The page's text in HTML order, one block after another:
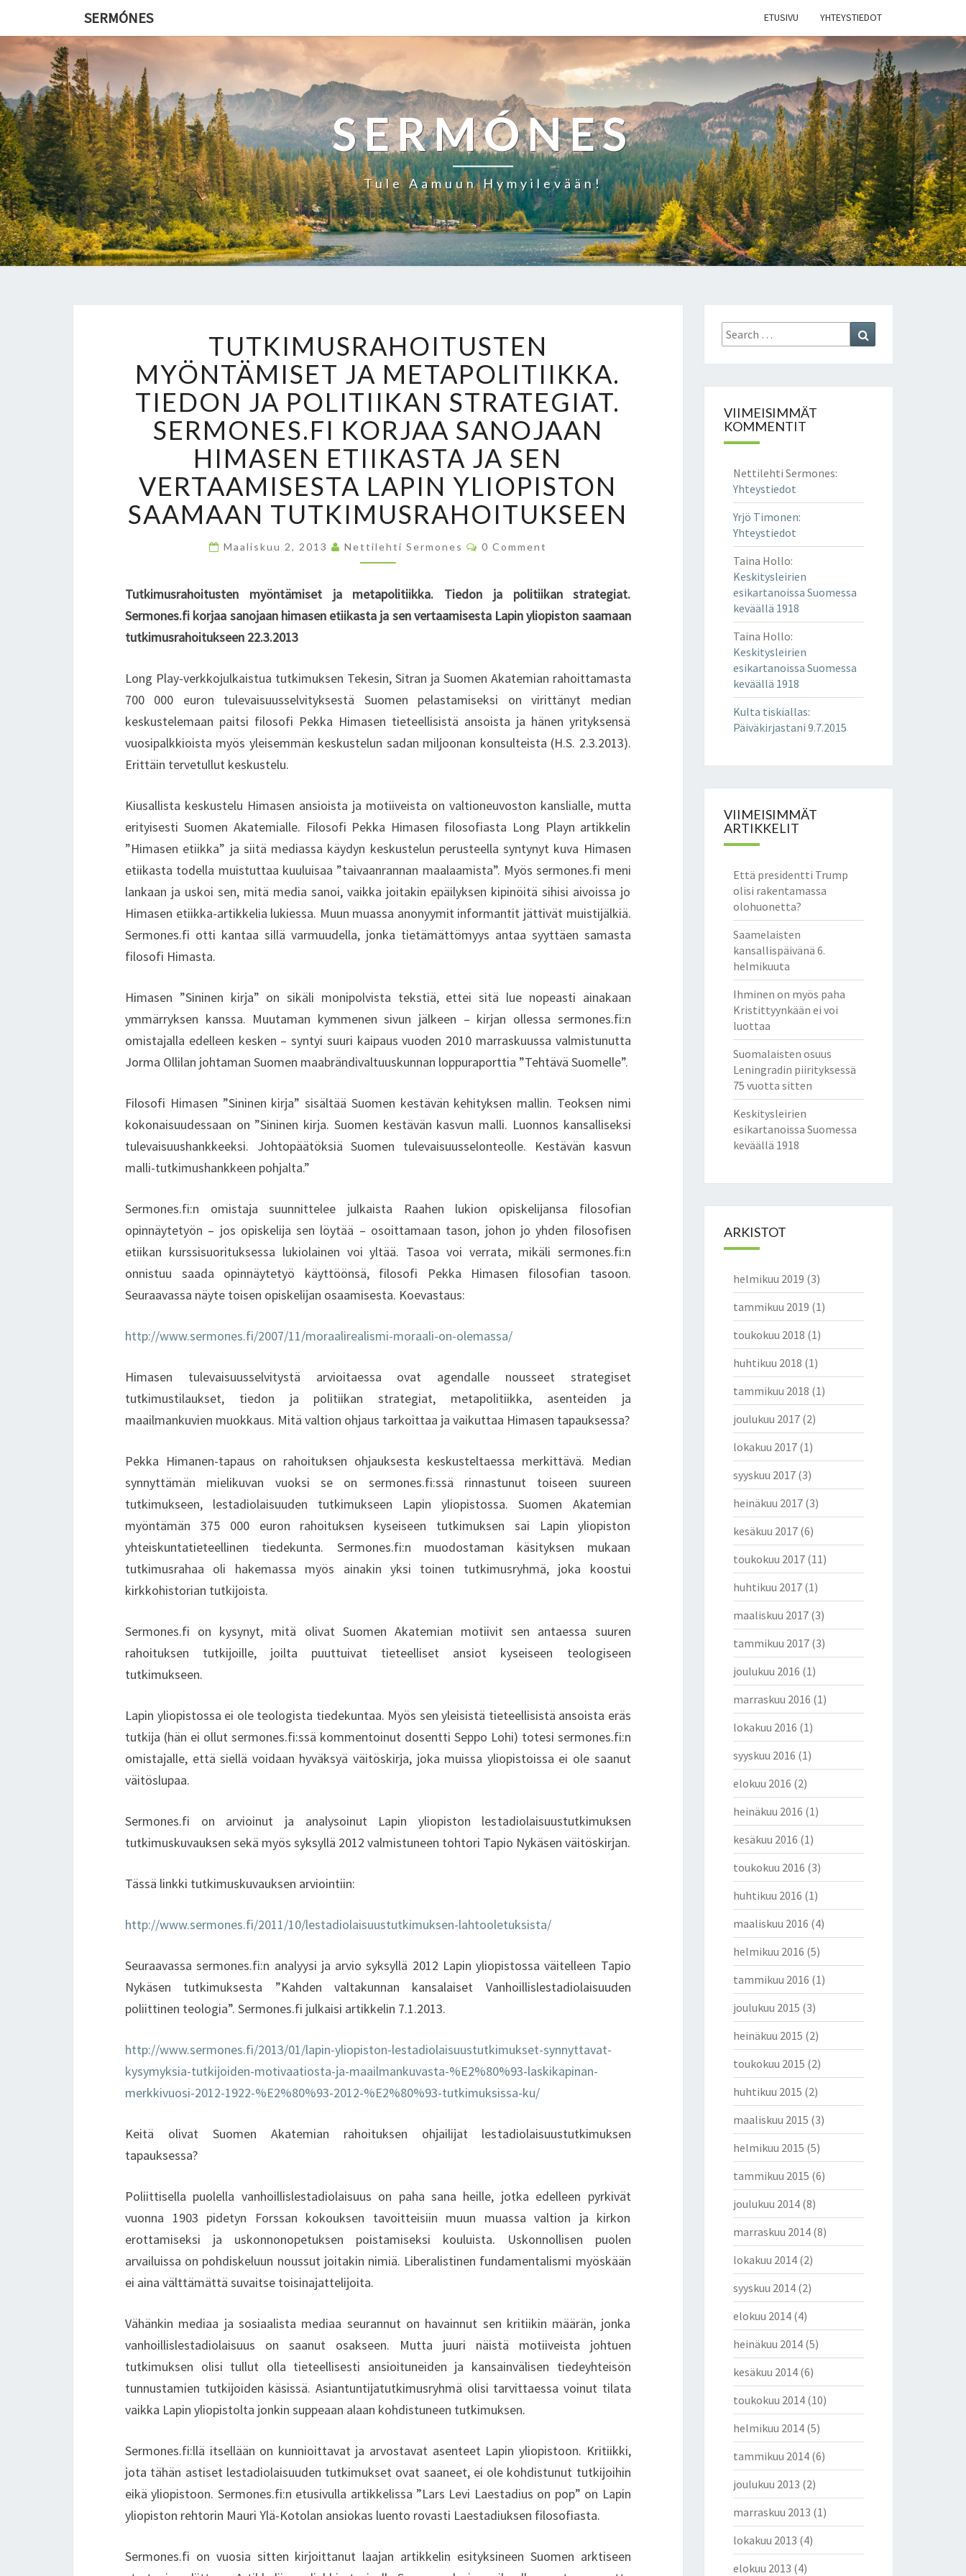
SERMÓNES ETUSIVU YHTEYSTIEDOT
SERMÓNES
Tule Aamuun Hymyilevään!
U
T
K
I
M
U
S
R
A
H
O
I
T
S
T
Y
Ö
N
T
S
E
T
J
M
E
T
O
T
I
K
K
.
E
D
O
N
J
A
O
T
I
I
A
N
T
R
A
T
A
T
E
R
M
O
S
.
R
A
A
O
J
A
H
A
S
E
N
E
I
K
S
T
A
A
N
V
R
TUTKIMUSRAHOITUSTEN
MYÖNTÄMISET JA METAPOLITIIKKA.
TIEDON JA POLITIIKAN STRATEGIAT.
SERMONES.FI KORJAA SANOJAAN
HIMASEN ETIIKASTA JA SEN
VERTAAMISESTA LAPIN YLIOPISTON
SAAMAAN TUTKIMUSRAHOITUKSEEN
Maaliskuu 2, 2013 Nettilehti Sermones
C
O
N
T
S
0 Comment
Tutkimusrahoitusten myöntämiset ja metapolitiikka. Tiedon ja politiikan strategiat.
Sermones.fi korjaa sanojaan himasen etiikasta ja sen vertaamisesta Lapin yliopiston saamaan
tutkimusrahoitukseen 22.3.2013
Long Play-verkkojulkaistua tutkimuksen Tekesin, Sitran ja Suomen Akatemian rahoittamasta
700 000 euron tulevaisuusselvityksestä Suomen pelastamiseksi on virittänyt median
keskustelemaan paitsi filosofi Pekka Himasen tieteellisistä ansoista ja hänen yrityksensä
vuosipalkkioista myös yleisemmän keskustelun sadan miljoonan konsulteista (H.S. 2.3.2013).
Erittäin tervetullut keskustelu.
Kiusallista keskustelu Himasen ansioista ja motiiveista on valtioneuvoston kanslialle, mutta
erityisesti Suomen Akatemialle. Filosofi Pekka Himasen filosofiasta Long Playn artikkelin
”Himasen etiikka” ja siitä mediassa käydyn keskustelun perusteella syntynyt kuva Himasen
etiikasta todella muistuttaa kuuluisaa ”taivaanrannan maalaamista”. Myös sermones.fi meni
lankaan ja uskoi sen, mitä media sanoi, vaikka joitakin epäilyksen kipinöitä sihisi aivoissa jo
Himasen etiikka-artikkelia lukiessa. Muun muassa anonyymit informantit jättivät muistijälkiä.
Sermones.fi otti kantaa sillä varmuudella, jonka tietämättömyys antaa syyttäen samasta
filosofi Himasta.
Himasen ”Sininen kirja” on sikäli monipolvista tekstiä, ettei sitä lue nopeasti ainakaan
ymmärryksen kanssa. Muutaman kymmenen sivun jälkeen – kirjan ollessa sermones.fi:n
omistajalla edelleen kesken – syntyi suuri kaipaus vuoden 2010 marraskuussa valmistunutta
Jorma Ollilan johtaman Suomen maabrändivaltuuskunnan loppuraporttia ”Tehtävä Suomelle”.
Filosofi Himasen ”Sininen kirja” sisältää Suomen kestävän kehityksen mallin. Teoksen nimi
kokonaisuudessaan on ”Sininen kirja. Suomen kestävän kasvun malli. Luonnos kansalliseksi
tulevaisuushankkeeksi. Johtopäätöksiä Suomen tulevaisuusselonteolle. Kestävän kasvun
malli-tutkimushankkeen pohjalta.”
Sermones.fi:n omistaja suunnittelee julkaista Raahen lukion opiskelijansa filosofian
opinnäytetyön – jos opiskelija sen löytää – osoittamaan tason, johon jo yhden filosofisen
etiikan kurssisuorituksessa lukiolainen voi yltää. Tasoa voi verrata, mikäli sermones.fi:n
onnistuu saada opinnäytetyö käyttöönsä, filosofi Pekka Himasen filosofian tasoon.
Seuraavassa näyte toisen opiskelijan osaamisesta. Koevastaus:
http://www.sermones.fi/2007/11/moraalirealismi-moraali-on-olemassa/
Himasen tulevaisuusselvitystä arvioitaessa ovat agendalle nousseet strategiset
tutkimustilaukset, tiedon ja politiikan strategiat, metapolitiikka, asenteiden ja
maailmankuvien muokkaus. Mitä valtion ohjaus tarkoittaa ja vaikuttaa Himasen tapauksessa?
Pekka Himanen-tapaus on rahoituksen ohjauksesta keskusteltaessa merkittävä. Median
synnyttämän mielikuvan vuoksi se on sermones.fi:ssä rinnastunut toiseen suureen
tutkimukseen, lestadiolaisuuden tutkimukseen Lapin yliopistossa. Suomen Akatemian
myöntämän 375 000 euron rahoituksen kyseiseen tutkimuksen sai Lapin yliopiston
yhteiskuntatieteellinen tiedekunta. Sermones.fi:n muodostaman käsityksen mukaan
tutkimusrahaa oli hakemassa myös ainakin yksi toinen tutkimusryhmä, joka koostui
kirkkohistorian tutkijoista.
Sermones.fi on kysynyt, mitä olivat Suomen Akatemian motiivit sen antaessa suuren
rahoituksen tutkijoille, joilta puuttuivat tieteelliset ansiot kyseiseen teologiseen
tutkimukseen.
Lapin yliopistossa ei ole teologista tiedekuntaa. Myös sen yleisistä tieteellisistä ansoista eräs
tutkija (hän ei ollut sermones.fi:ssä kommentoinut dosentti Seppo Lohi) totesi sermones.fi:n
omistajalle, että siellä voidaan hyväksyä väitöskirja, joka muissa yliopistoissa ei ole saanut
väitöslupaa.
Sermones.fi on arvioinut ja analysoinut Lapin yliopiston lestadiolaisuustutkimuksen
tutkimuskuvauksen sekä myös syksyllä 2012 valmistuneen tohtori Tapio Nykäsen väitöskirjan.
Tässä linkki tutkimuskuvauksen arviointiin:
http://www.sermones.fi/2011/10/lestadiolaisuustutkimuksen-lahtooletuksista/
Seuraavassa sermones.fi:n analyysi ja arvio syksyllä 2012 Lapin yliopistossa väitelleen Tapio
Nykäsen tutkimuksesta ”Kahden valtakunnan kansalaiset Vanhoillislestadiolaisuuden
poliittinen teologia”. Sermones.fi julkaisi artikkelin 7.1.2013.
http://www.sermones.fi/2013/01/lapin-yliopiston-lestadiolaisuustutkimukset-synnyttavat-
kysymyksia-tutkijoiden-motivaatiosta-ja-maailmankuvasta-%E2%80%93-laskikapinan-
merkkivuosi-2012-1922-%E2%80%93-2012-%E2%80%93-tutkimuksissa-ku/
Keitä olivat Suomen Akatemian rahoituksen ohjailijat lestadiolaisuustutkimuksen
tapauksessa?
Poliittisella puolella vanhoillislestadiolaisuus on paha sana heille, jotka edelleen pyrkivät
vuonna 1903 pidetyn Forssan kokouksen tavoitteisiin muun muassa valtion ja kirkon
erottamiseksi ja uskonnonopetuksen poistamiseksi kouluista. Uskonnollisen puolen
arvailuissa on pohdiskeluun noussut joitakin nimiä. Liberalistinen fundamentalismi myöskään
ei aina välttämättä suvaitse toisinajattelijoita.
Vähänkin mediaa ja sosiaalista mediaa seurannut on havainnut sen kritiikin määrän, jonka
vanhoillislestadiolaisuus on saanut osakseen. Mutta juuri näistä motiiveista johtuen
tutkimuksen olisi tullut olla tieteellisesti ansioituneiden ja kansainvälisen tiedeyhteisön
tunnustamien tutkijoiden käsissä. Asiantuntijatutkimusryhmä olisi tarvittaessa voinut tilata
vaikka Lapin yliopistolta jonkin suppeaan alaan kohdistuneen tutkimuksen.
Sermones.fi:llä itsellään on kunnioittavat ja arvostavat asenteet Lapin yliopistoon. Kritiikki,
jota tähän astiset lestadiolaisuuden tutkimukset ovat saaneet, ei ole kohdistunut tutkijoihin
eikä yliopistoon. Sermones.fi:n etusivulla artikkelissa ”Lars Levi Laestadius on pop” on Lapin
yliopiston rehtorin Mauri Ylä-Kotolan ansiokas luento rovasti Laestadiuksen filosofiasta.
Sermones.fi on vuosia sitten kirjoittanut laajan artikkelin esityksineen Suomen arktiseen
Search
for:
VIIMEISIMMÄT
KOMMENTIT
Nettilehti Sermones:
Yhteystiedot
Yrjö Timonen:
Yhteystiedot
Taina Hollo:
Keskitysleirien
esikartanoissa Suomessa
keväällä 1918
Taina Hollo:
Keskitysleirien
esikartanoissa Suomessa
keväällä 1918
Kulta tiskiallas:
Päiväkirjastani 9.7.2015
VIIMEISIMMÄT
ARTIKKELIT
Että presidentti Trump
olisi rakentamassa
olohuonetta?
Saamelaisten
kansallispäivänä 6.
helmikuuta
Ihminen on myös paha
Kristittyynkään ei voi
luottaa
Suomalaisten osuus
Leningradin piirityksessä
75 vuotta sitten
Keskitysleirien
esikartanoissa Suomessa
keväällä 1918
ARKISTOT
helmikuu 2019 (3)
tammikuu 2019 (1)
toukokuu 2018 (1)
huhtikuu 2018 (1)
tammikuu 2018 (1)
joulukuu 2017(2)
lokakuu 2017(1)
syyskuu 2017(3)
heinäkuu 2017(3)
kesäkuu 2017(6)
toukokuu 2017(11)
huhtikuu 2017(1)
maaliskuu 2017(3)
tammikuu 2017(3)
joulukuu 2016 (1)
marraskuu 2016 (1)
lokakuu 2016 (1)
syyskuu 2016 (1)
elokuu 2016 (2)
heinäkuu 2016 (1)
kesäkuu 2016 (1)
toukokuu 2016 (3)
huhtikuu 2016 (1)
maaliskuu 2016 (4)
helmikuu 2016 (5)
tammikuu 2016 (1)
joulukuu 2015 (3)
heinäkuu 2015 (2)
toukokuu 2015 (2)
huhtikuu 2015 (2)
maaliskuu 2015 (3)
helmikuu 2015 (5)
tammikuu 2015 (6)
joulukuu 2014(8)
marraskuu 2014(8)
lokakuu 2014(2)
syyskuu 2014(2)
elokuu 2014(4)
heinäkuu 2014(5)
kesäkuu 2014(6)
toukokuu 2014(10)
helmikuu 2014(5)
tammikuu 2014(6)
joulukuu 2013 (2)
marraskuu 2013 (1)
lokakuu 2013 (4)
elokuu 2013 (4)